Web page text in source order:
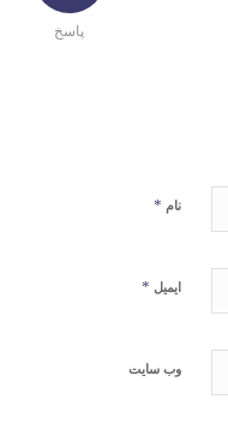
پاسخ
نام *
ایمیل *
وب‌ سایت